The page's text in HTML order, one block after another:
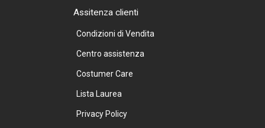
Assitenza clienti
Condizioni di Vendita
Centro assistenza
Costumer Care
Lista Laurea
Privacy Policy